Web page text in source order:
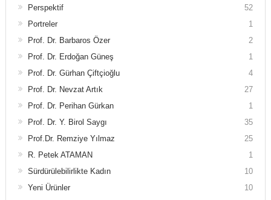
Perspektif
52
Portreler
1
Prof. Dr. Barbaros Özer
2
Prof. Dr. Erdoğan Güneş
1
Prof. Dr. Gürhan Çiftçioğlu
4
Prof. Dr. Nevzat Artık
27
Prof. Dr. Perihan Gürkan
1
Prof. Dr. Y. Birol Saygı
35
Prof.Dr. Remziye Yılmaz
25
R. Petek ATAMAN
1
Sürdürülebilirlikte Kadın
10
Yeni Ürünler
10